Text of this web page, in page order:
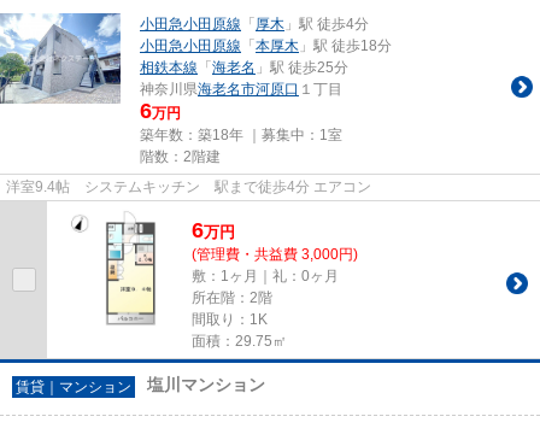
小田急小田原線 「厚木 」駅 徒歩4分
小田急小田原線 「本厚木 」駅 徒歩18分
相鉄本線 「海老名 」駅 徒歩25分
神奈川県海老名市河原口 １丁目
6万円
築年数：築18年 ｜募集中： 1室
階数：2階建
洋室9.4帖 システムキッチン 駅まで徒歩4分 エアコン
6万円
(管理費・共益費 3,000円)
敷：1ヶ月｜礼：0ヶ月
所在階：2階
間取り：1K
面積：29.75㎡
賃貸｜マンション 塩川マンション